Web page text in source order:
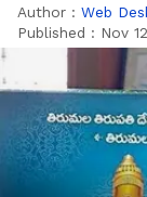
Author : Web
Published : Nov